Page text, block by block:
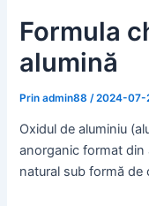
Formula
alumină
Prinadmin88 /2024-07-
Oxidul de aluminiu
anorganic format din
natural sub formă de